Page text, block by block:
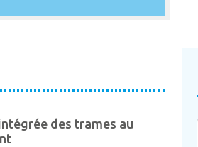
des trames au